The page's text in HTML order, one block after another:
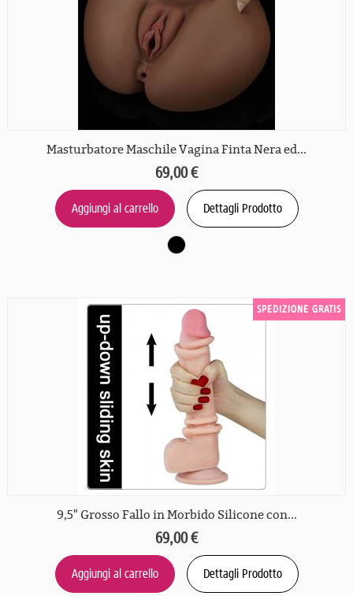
Masturbatore Maschile Vagina Finta Nera ed...
69,00 €
Aggiungi al carrello Dettagli Prodotto
SPEDIZIONE GRATIS
9,5" Grosso Fallo in Morbido Silicone con...
69,00 €
Aggiungi al carrello Dettagli Prodotto